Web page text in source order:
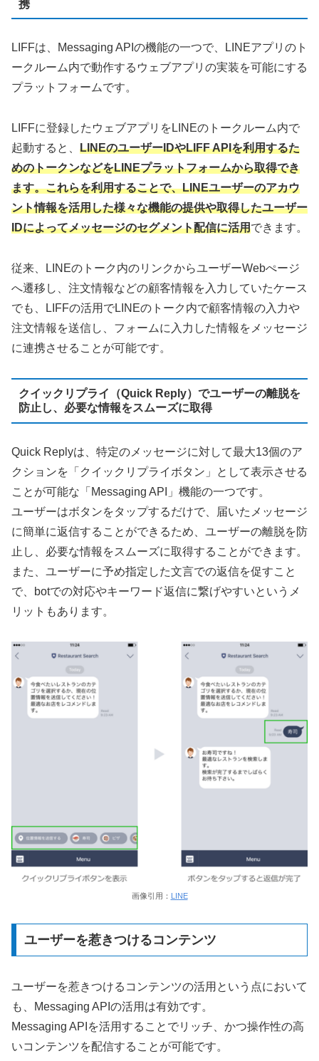
携
LIFFは、Messaging APIの機能の一つで、LINEアプリのト
ークルーム内で動作するウェブアプリの実装を可能にする
プラットフォームです。
LIFFに登録したウェブアプリをLINEのトークルーム内で
起動すると、 LINEのユーザーIDやLIFF APIを利用するた
めのトークンなどをLINEプラットフォームから取得でき
ます。これらを利用することで、LINEユーザーのアカウ
ント情報を活用した様々な機能の提供や取得したユーザー
IDによってメッセージのセグメント配信に活用できます。
従来、LINEのトーク内のリンクからユーザーWebぺージ
へ遷移し、注文情報などの顧客情報を入力していたケース
でも、LIFFの活用でLINEのトーク内で顧客情報の入力や
注文情報を送信し、フォームに入力した情報をメッセージ
に連携させることが可能です。
クイックリプライ（Quick Reply）でユーザーの離脱を
防止し、必要な情報をスムーズに取得
Quick Replyは、特定のメッセージに対して最大13個のア
クションを「クイックリプライボタン」として表示させる
ことが可能な「Messaging API」機能の一つです。
ユーザーはボタンをタップするだけで、届いたメッセージ
に簡単に返信することができるため、ユーザーの離脱を防
止し、必要な情報をスムーズに取得することができます。
また、ユーザーに予め指定した文言での返信を促すこと
で、botでの対応やキーワード返信に繋げやすいというメ
リットもあります。
画像引用： LINE
ユーザーを惹きつけるコンテンツ
ユーザーを惹きつけるコンテンツの活用という点において
も、Messaging APIの活用は有効です。
Messaging APIを活用することでリッチ、かつ操作性の高
いコンテンツを配信することが可能です。